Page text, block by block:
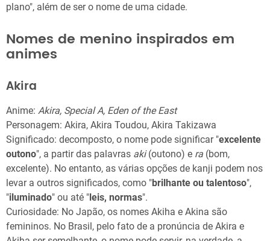
plano", além de ser o nome de uma cidade.
Nomes de menino inspirados em
animes
Akira
Anime: Akira, Special A, Eden of the East
Personagem: Akira, Akira Toudou, Akira Takizawa
Significado: decomposto, o nome pode significar "excelente
outono", a partir das palavras aki(outono) e ra (bom,
excelente). No entanto, as várias opções de kanji podem nos
levar a outros significados, como "brilhante ou talentoso",
"iluminado" ou até "leis, normas".
Curiosidade: No Japão, os nomes Akiha e Akina são
femininos. No Brasil, pelo fato de a pronúncia de Akira e